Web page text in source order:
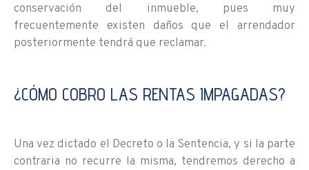
conservación del inmueble, pues muy
frecuentemente existen daños que el arrendador
posteriormente tendrá que reclamar.
¿CÓMO COBRO LAS RENTAS IMPAGADAS?
Una vez dictado el Decreto o la Sentencia, y si la parte
contraria no recurre la misma, tendremos derecho a